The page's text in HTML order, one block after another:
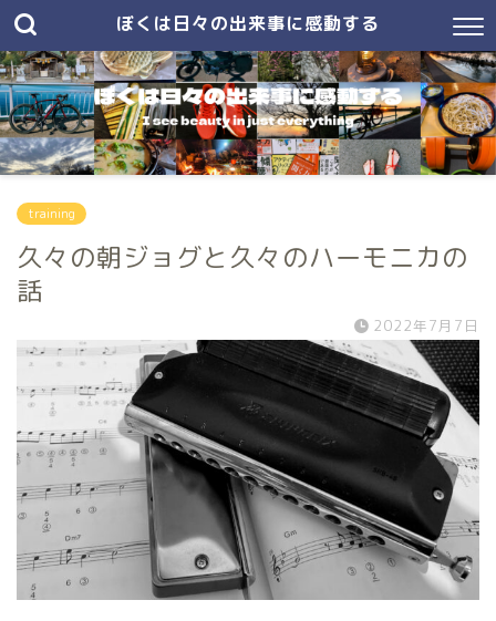
ぼくは日々の出来事に感動する
training
久々の朝ジョグと久々のハーモニカの
話
2022年7月7日